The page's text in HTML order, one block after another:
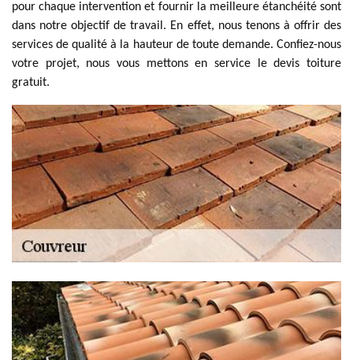
pour chaque intervention et fournir la meilleure étanchéité sont
dans notre objectif de travail. En effet, nous tenons à offrir des
services de qualité à la hauteur de toute demande. Confiez-nous
votre projet, nous vous mettons en service le devis toiture
gratuit.